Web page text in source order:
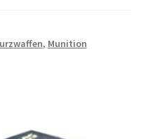
, Munition